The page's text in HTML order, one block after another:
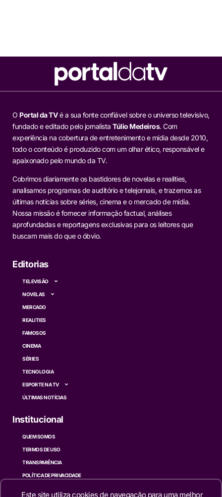
O Portal da TVé a sua fonte confiável sobre o universo televisivo,
fundado e editado pelo jornalista Túlio Medeiros. Com
experiência na cobertura de entretenimento e mídia desde 2010,
todo o conteúdo é produzido com um olhar ético, responsável e
apaixonado pelo mundo da TV.
Cobrimos diariamente os bastidores de novelas e realities,
analisamos programas de auditório e telejornais, e trazemos as
últimas notícias sobre séries, cinema e o mercado de mídia.
Nossa missão é fornecer informação factual, análises
aprofundadas e reportagens exclusivas para os leitores que
buscam mais do que o óbvio.
Editorias
TELEVISÃO
NOVELAS
MERCADO
REALITIES
FAMOSOS
CINEMA
SÉRIES
TECNOLOGIA
ESPORTE NA TV
ÚLTIMAS NOTÍCIAS
Institucional
QUEM SOMOS
TERMOS DE USO
TRANSPARÊNCIA
POLÍTICA DE PRIVACIDADE
Este site utiliza cookies de navegação para uma melhor